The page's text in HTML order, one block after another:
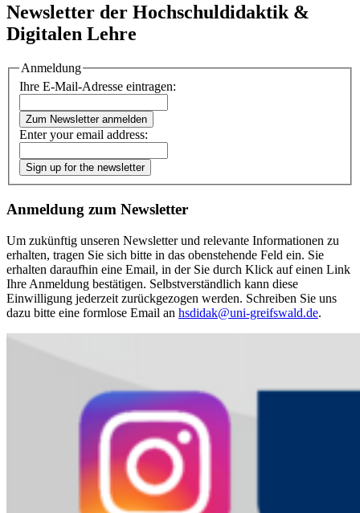
Newsletter der Hochschuldidaktik &
Digitalen Lehre
Anmeldung
Ihre E-Mail-Adresse eintragen:
Zum Newsletter anmelden
Enter your email address:
Sign up for the newsletter
Anmeldung zum Newsletter
Um zukünftig unseren Newsletter und relevante Informationen zu
erhalten, tragen Sie sich bitte in das obenstehende Feld ein. Sie
erhalten daraufhin eine Email, in der Sie durch Klick auf einen Link
Ihre Anmeldung bestätigen. Selbstverständlich kann diese
Einwilligung jederzeit zurückgezogen werden. Schreiben Sie uns
dazu bitte eine formlose Email an hsdidak@uni-greifswald.de.